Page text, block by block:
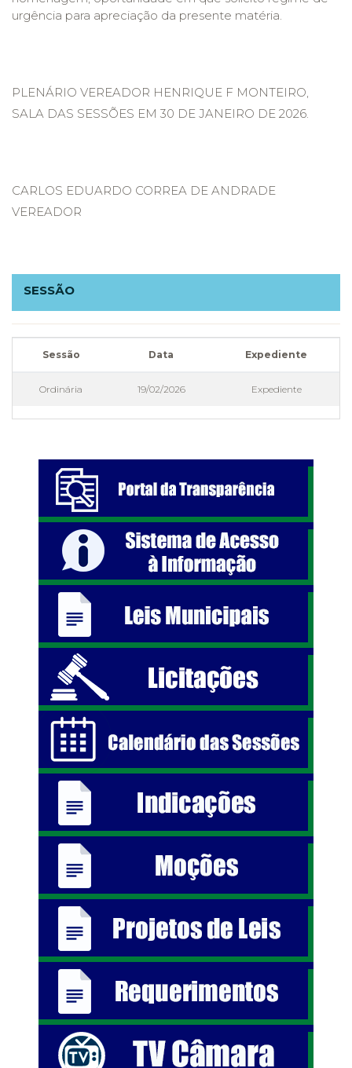
urgência para apreciação da presente matéria.
PLENÁRIO VEREADOR HENRIQUE F MONTEIRO,
SALA DAS SESSÕES EM 30 DE JANEIRO DE 2026.
CARLOS EDUARDO CORREA DE ANDRADE
VEREADOR
SESSÃO
Sessão Data Expediente
Ordinária 19/02/2026 Expediente